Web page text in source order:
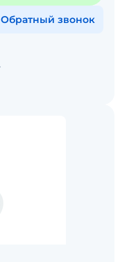
Обратный звонок